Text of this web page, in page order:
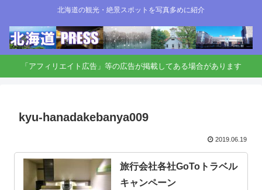
北海道の観光・絶景スポットを写真多めに紹介
「アフィリエイト広告」等の広告が掲載してある場合があります
kyu-hanadakebanya009
2019.06.19
旅行会社各社GoToトラベル
キャンペーン